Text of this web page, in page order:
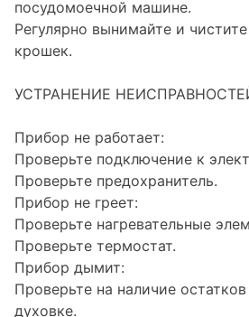
посудомоечной машине.
Регулярно вынимайте и
крошек.
УСТРАНЕНИЕ
Прибор не работает:
Проверьте подключение к
Проверьте предохранитель.
Прибор не греет:
Проверьте нагревательные
Проверьте термостат.
Прибор дымит:
Проверьте на наличие
духовке.